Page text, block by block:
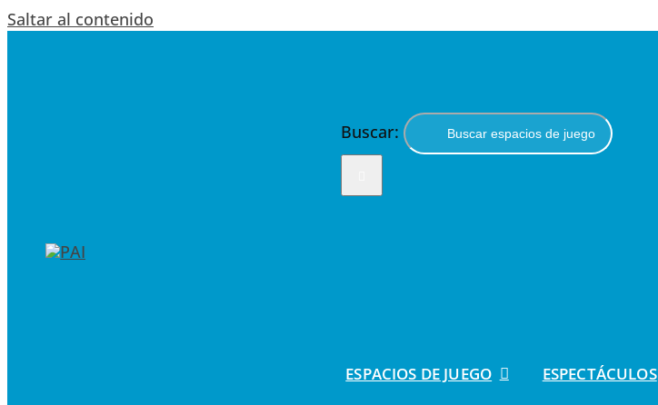
Saltar al contenido
Buscar:
ESPACIOS DE JUEGO ESPECTÁCULOS